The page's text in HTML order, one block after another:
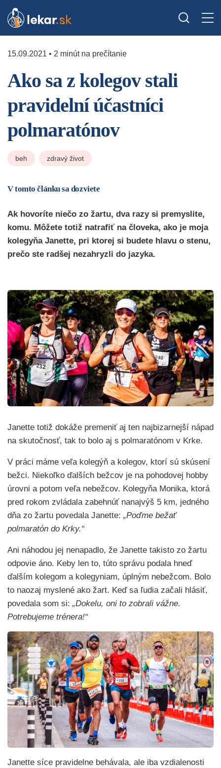
15.09.2021 • 2 minút na prečítanie
Ako sa z kolegov stali
pravidelní účastníci
polmaratónov
beh zdravý život
V tomto článku sa dozviete
Ak hovoríte niečo zo žartu, dva razy si premyslite,
komu. Môžete totiž natrafiť na človeka, ako je moja
kolegyňa Janette, pri ktorej si budete hlavu o stenu,
prečo ste radšej nezahryzli do jazyka.
Janette totiž dokáže premeniť aj ten najbizarnejší nápad
na skutočnosť, tak to bolo aj s polmaratónom v Krke.
V práci máme veľa kolegýň a kolegov, ktorí sú skúsení
bežci. Niekoľko ďalších bežcov je na pohodovej hobby
úrovni a potom veľa nebežcov. Kolegyňa Monika, ktorá
pred rokom zvládala zabehnúť nanajvýš 5 km, jedného
dňa zo žartu povedala Janette: „Poďme bežať
polmaratón do Krky.“
Ani náhodou jej nenapadlo, že Janette takisto zo žartu
odpovie áno. Keby len to, túto správu podala hneď
ďalším kolegom a kolegyniam, úplným nebežcom. Bolo
to naozaj myslené ako žart. Keď sa ľudia začali hlásiť,
povedala som si: „Dokelu, oni to zobrali vážne.
Potrebujeme trénera!“
Janette síce pravidelne behávala, ale iba vzdialenosti